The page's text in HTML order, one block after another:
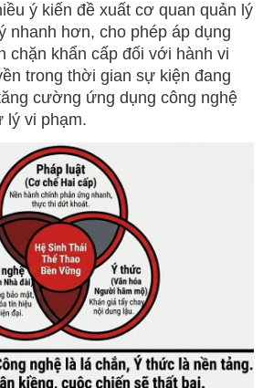
ý kiến đề xuất cơ quan quản lý
nhanh hơn, cho phép áp dụng
chặn khẩn cấp đối với hành vi
trong thời gian sự kiện đang
cường ứng dụng công nghệ
lý vi phạm.